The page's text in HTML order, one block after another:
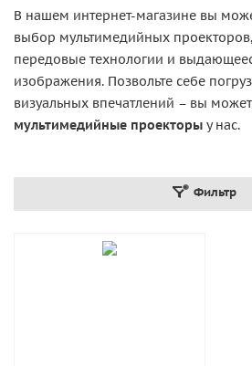
В нашем интернет-магазине вы
выбор мультимедийных
передовые технологии и
изображения. Позвольте себе
визуальных впечатлений – вы
мультимедийные проекторы у нас.
Фильтр